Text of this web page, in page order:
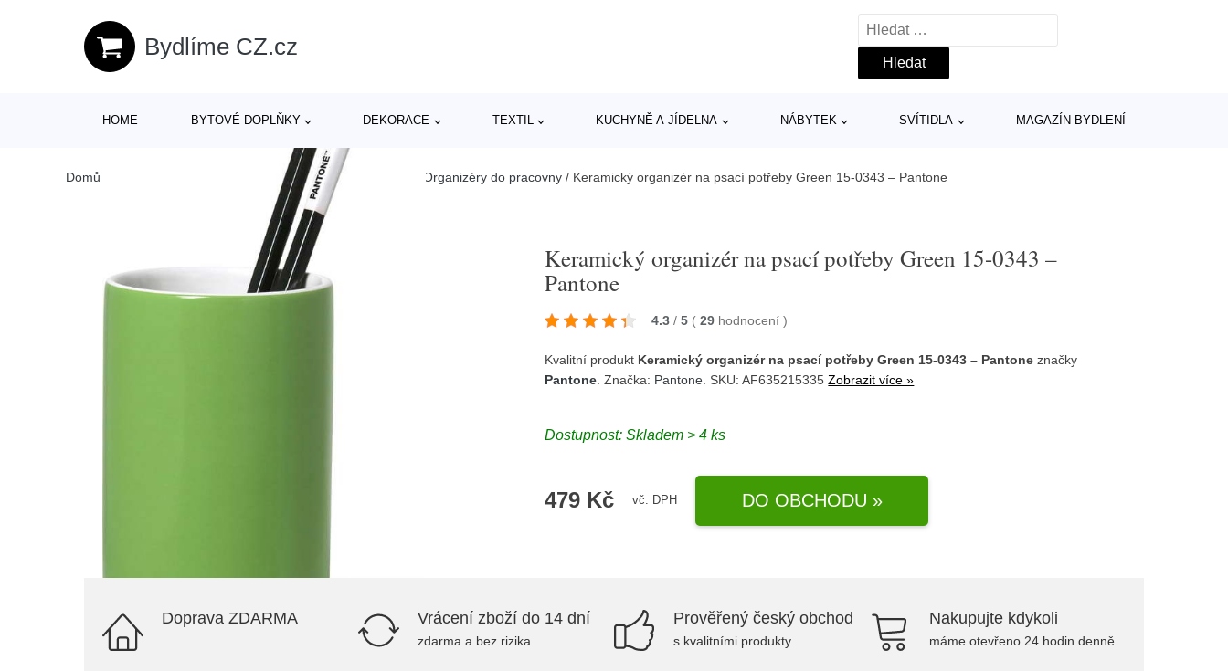
Bydlíme CZ.cz
Vyhledávání
HOME BYTOVÉ DOPLŇKY DEKORACE TEXTIL KUCHYNĚ A JÍDELNA NÁBYTEK SVÍTIDLA MAGAZÍN BYDLENÍ
Domů > Bytové doplňky > Doplňky do pracovny > Organizéry do pracovny / Keramický organizér na psací potřeby Green 15-0343 – Pantone
Keramický organizér na psací potřeby Green 15-0343 –
Pantone
4.3 / 5 ( 29 hodnocení)
Kvalitní produkt Keramický organizér na psací potřeby Green 15-0343 – Pantone značky
Pantone . Značka: Pantone . SKU: AF635215335Zobrazit více »
Dostupnost:Skladem > 4 ks
479 Kč vč. DPH DO OBCHODU »
Doprava ZDARMA Vrácení zboží do 14 dní
zdarma a bez rizika
Prověřený český obchod
s kvalitními produkty
Nakupujte kdykoli
máme otevřeno 24 hodin denně